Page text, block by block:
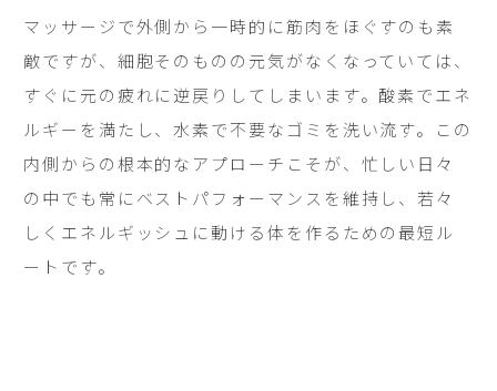
マッサージで外側から一時的に筋肉をほぐすのも素
敵ですが、細胞そのものの元気がなくなっていては、
すぐに元の疲れに逆戻りしてしまいます。酸素でエネ
ルギーを満たし、水素で不要なゴミを洗い流す。この
内側からの根本的なアプローチこそが、忙しい日々
の中でも常にベストパフォーマンスを維持し、若々
しくエネルギッシュに動ける体を作るための最短ル
ートです。